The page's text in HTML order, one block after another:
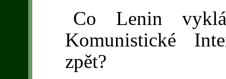
Co Lenin
Komunistické
zpět?